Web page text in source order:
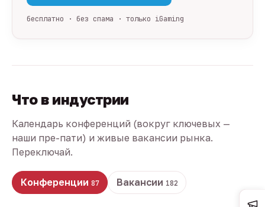
бесплатно · без спама · только iGaming
Что в индустрии
Календарь конференций (вокруг ключевых —
наши пре-пати) и живые вакансии рынка.
Переключай.
Конференции 87 Вакансии 182